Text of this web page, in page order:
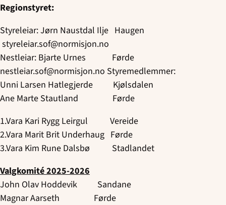
Regionstyret:
Styreleiar: Jørn Naustdal Ilje Haugen
styreleiar.sof@normisjon.no
Nestleiar: Bjarte Urnes Førde
nestleiar.sof@normisjon.no Styremedlemmer:
Unni Larsen Hatlegjerde Kjølsdalen
Ane Marte Stautland Førde
1.Vara Kari Rygg Leirgul Vereide
2.Vara Marit Brit Underhaug Førde
3.Vara Kim Rune Dalsbø Stadlandet
Valgkomité 2025-2026
John Olav Hoddevik Sandane
Magnar Aarseth Førde